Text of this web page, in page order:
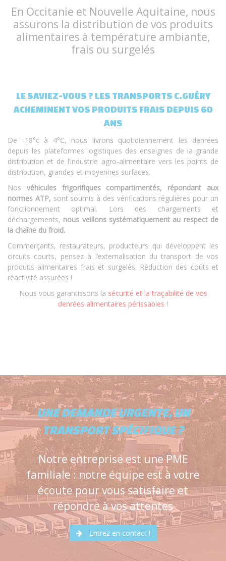
En Occitanie et Nouvelle Aquitaine, nous
assurons la distribution de vos produits
alimentaires à température ambiante,
frais ou surgelés
LE SAVIEZ-VOUS ? LES TRANSPORTS C.GUÉRY
ACHEMINENT VOS PRODUITS FRAIS DEPUIS 6O
ANS
De -18°c à 4°C, nous livrons quotidiennement les denrées
depuis les plateformes logistiques des enseignes de la grande
distribution et de l’industrie agro-alimentaire vers les points de
distribution, grandes et moyennes surfaces.
Nos véhicules frigorifiques compartimentés, répondant aux
normes ATP, sont soumis à des vérifications régulières pour un
fonctionnement optimal. Lors des chargements et
déchargements, nous veillons systématiquement au respect de
la chaîne du froid.
Commerçants, restaurateurs, producteurs qui développent les
circuits courts, pensez à l’externalisation du transport de vos
produits alimentaires frais et surgelés. Réduction des coûts et
réactivité assurées !
Nous vous garantissons la sécurité et la traçabilité de vos
denrées alimentaires périssables !
UNE DEMANDE URGENTE, UN
TRANSPORT SPÉCIFIQUE ?
Notre entreprise est une PME
familiale : notre équipe est à votre
écoute pour vous satisfaire et
répondre à vos attentes
Entrez en contact !